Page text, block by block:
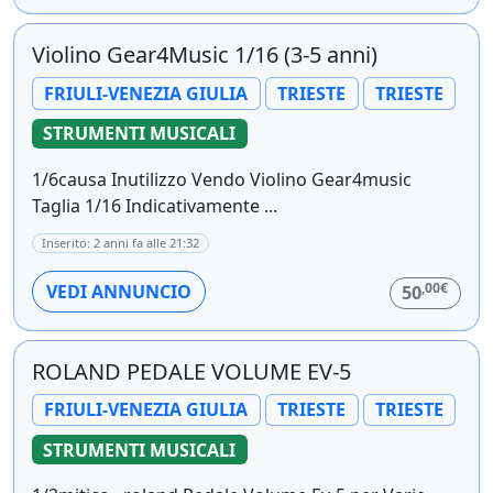
Violino Gear4Music 1/16 (3-5 anni)
FRIULI-VENEZIA GIULIA TRIESTE
TRIESTE
STRUMENTI MUSICALI
1/6causa Inutilizzo Vendo Violino Gear4music
Taglia 1/16 Indicativamente ...
Inserito: 2 anni fa alle 21:32
VEDI ANNUNCIO 50,00€
ROLAND PEDALE VOLUME EV-5
FRIULI-VENEZIA GIULIA TRIESTE
TRIESTE
STRUMENTI MUSICALI